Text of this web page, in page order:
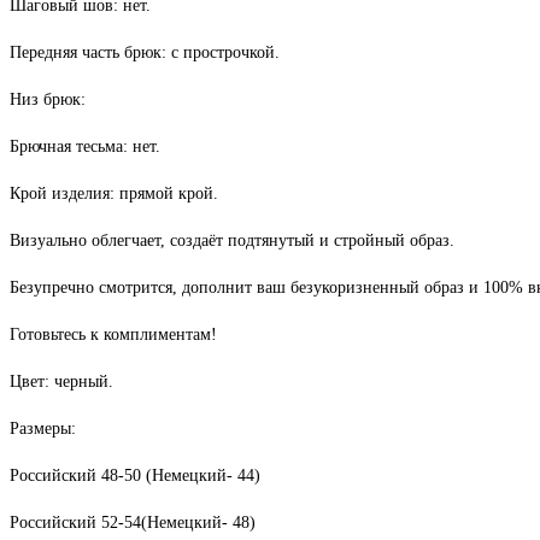
Шаговый шов: нет.
Передняя часть брюк: с прострочкой.
Низ брюк:
Брючная тесьма: нет.
Крой изделия: прямой крой.
Визуально облегчает, создаёт подтянутый и стройный образ.
Безупречно смотрится, дополнит ваш безукоризненный образ и 100%
Готовьтесь к комплиментам!
Цвет: черный.
Размеры:
Российский 48-50 (Немецкий- 44)
Российский 52-54(Немецкий- 48)